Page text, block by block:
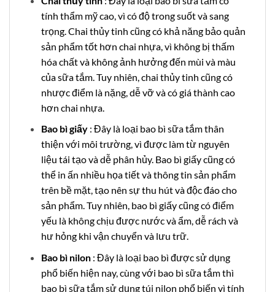
tính thẩm mỹ cao, vì có độ trong suốt và sang
trọng. Chai thủy tinh cũng có khả năng bảo quản
sản phẩm tốt hơn chai nhựa, vì không bị thấm
hóa chất và không ảnh hưởng đến mùi và màu
của sữa tắm. Tuy nhiên, chai thủy tinh cũng có
nhược điểm là nặng, dễ vỡ và có giá thành cao
hơn chai nhựa.
Bao bì giấy : Đây là loại bao bì sữa tắm thân
thiện với môi trường, vì được làm từ nguyên
liệu tái tạo và dễ phân hủy. Bao bì giấy cũng có
thể in ấn nhiều họa tiết và thông tin sản phẩm
trên bề mặt, tạo nên sự thu hút và độc đáo cho
sản phẩm. Tuy nhiên, bao bì giấy cũng có điểm
yếu là không chịu được nước và ẩm, dễ rách và
hư hỏng khi vận chuyển và lưu trữ.
Bao bì nilon: Đây là loại bao bì được sử dụng
phổ biến hiện nay, cùng với bao bì sữa tắm thì
bao bì sữa tắm sử dụng túi nilon phổ biến vì tính